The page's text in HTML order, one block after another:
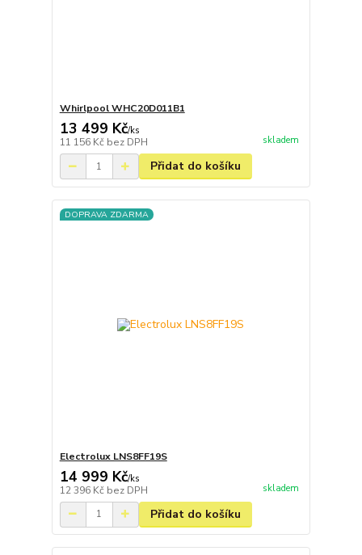
Whirlpool WHC20D011B1
13 499 Kč/ks
11 156 Kč bez DPH skladem
Přidat do košíku
DOPRAVA ZDARMA
Electrolux LNS8FF19S
14 999 Kč/ks
12 396 Kč bez DPH skladem
Přidat do košíku